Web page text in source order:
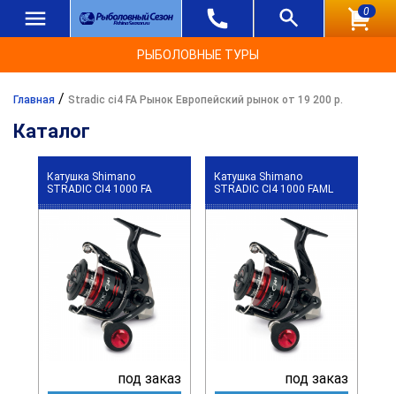
0
РЫБОЛОВНЫЕ ТУРЫ
Главная / Stradic ci4 FA Рынок Европейский рынок от 19 200 р.
Каталог
Катушка Shimano
STRADIC CI4 1000 FA
под заказ
Катушка Shimano
STRADIC CI4 1000 FAML
под заказ